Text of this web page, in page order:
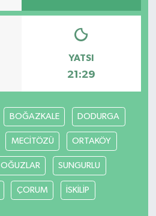
YATSI
21:29
BOĞAZKALE DODURGA
MECİTÖZÜ ORTAKÖY
OĞUZLAR SUNGURLU
ÇORUM İSKİLİP